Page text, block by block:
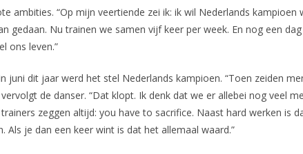
ambities. “Op mijn veertiende zei ik: ik wil Nederlands kampioen
gedaan. Nu trainen we samen vijf keer per week. En nog een
ons leven.”
juni dit jaar werd het stel Nederlands kampioen. “Toen zeiden
de danser. “Dat klopt. Ik denk dat we er allebei nog veel
zeggen altijd: you have to sacrifice. Naast hard werken is
Als je dan een keer wint is dat het allemaal waard.”